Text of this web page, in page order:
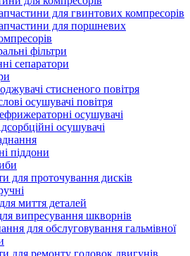
для гвинтових компресорів
для поршневих
фільтри
сепаратори
стисненого повітря
осушувачі повітря
осушувачі
осушувачі
піддони
для проточування дисків
миття деталей
випресування шкворнів
для обслуговування гальмівної
для ремонту головок двигунів